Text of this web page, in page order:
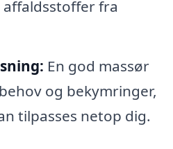
fra
En god massør
og bekymringer,
tilpasses netop dig.